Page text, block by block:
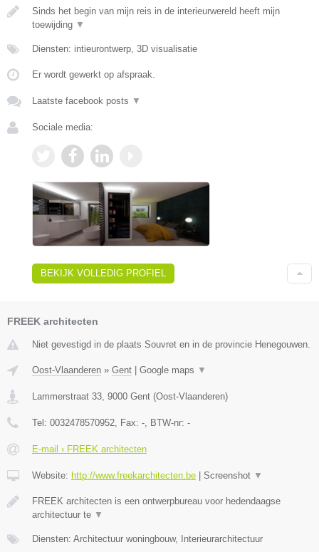
Sinds het begin van mijn reis in de interieurwereld heeft mijn
toewijding ▼
Diensten: intieurontwerp, 3D visualisatie
Er wordt gewerkt op afspraak.
Laatste facebook posts ▼
Sociale media:
BEKIJK VOLLEDIG PROFIEL
FREEK architecten
Niet gevestigd in de plaats Souvret en in de provincie Henegouwen.
Oost-Vlaanderen » Gent Google maps ▼
Lammerstraat 33 9000 Gent (Oost-Vlaanderen)
Tel: 0032478570952 , Fax: - , BTW-nr: -
E-mail › FREEK architecten
Website: http://www.freekarchitecten.be Screenshot ▼
FREEK architecten is een ontwerpbureau voor hedendaagse
architectuur te ▼
Diensten: Architectuur woningbouw, Interieurarchitectuur